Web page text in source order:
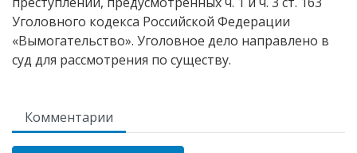
Уголовного кодекса Российской Федерации
«Вымогательство». Уголовное дело направлено в
суд для рассмотрения по существу.
Комментарии